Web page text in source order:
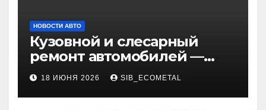
НОВОСТИ АВТО
Кузовной и слесарный
ремонт автомобилей —
наличие оригинальных
запчастей и типичные
сроки выполнения работ
18 ИЮНЯ 2026 SIB_ECOMETAL